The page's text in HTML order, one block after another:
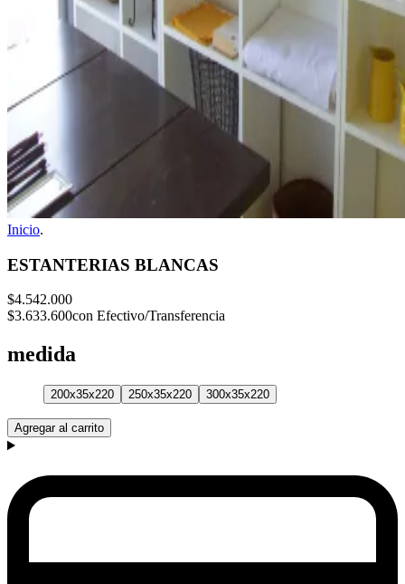
Inicio.
ESTANTERIAS BLANCAS
$4.542.000
$3.633.600con Efectivo/Transferencia
medida
200x35x220 250x35x220 300x35x220
Agregar al carrito